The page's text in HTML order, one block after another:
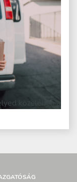
közelében a